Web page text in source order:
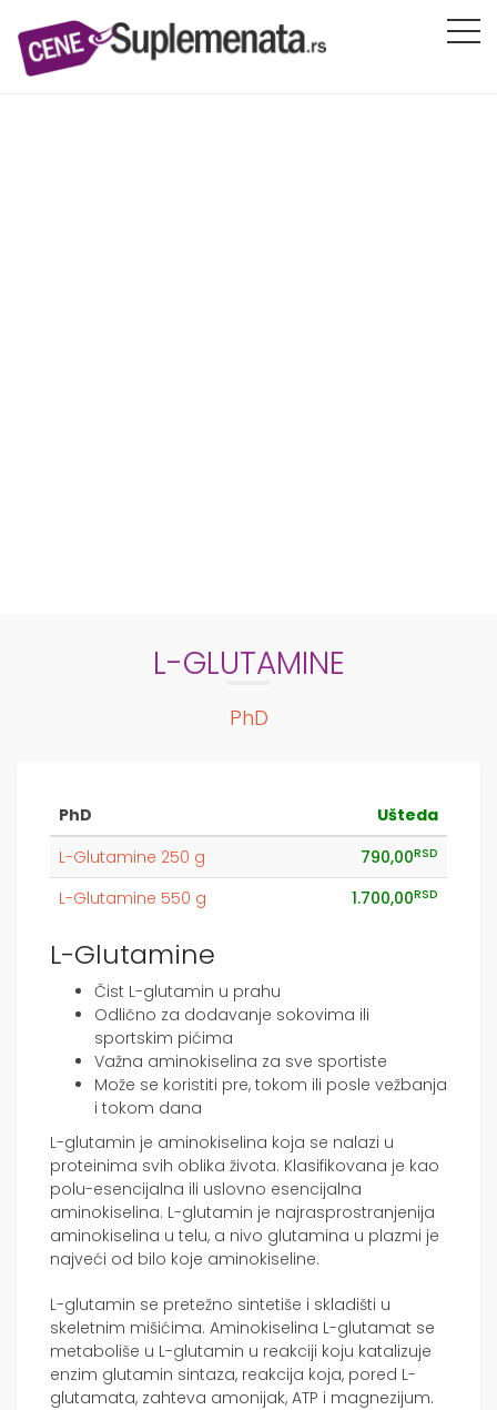
L-GLUTAMINE
PhD
PhD
Ušteda
L-Glutamine 250 g
790,00RSD
L-Glutamine 550 g 1.700,00RSD
L-Glutamine
Čist L-glutamin u prahu
Odlično za dodavanje sokovima ili
sportskim pićima
Važna aminokiselina za sve sportiste
Može se koristiti pre, tokom ili posle vežbanja
i tokom dana
L-glutamin je aminokiselina koja se nalazi u
proteinima svih oblika života. Klasifikovana je kao
polu-esencijalna ili uslovno esencijalna
aminokiselina. L-glutamin je najrasprostranjenija
aminokiselina u telu, a nivo glutamina u plazmi je
najveći od bilo koje aminokiseline.
L-glutamin se pretežno sintetiše i skladišti u
skeletnim mišićima. Aminokiselina L-glutamat se
metaboliše u L-glutamin u reakciji koju katalizuje
enzim glutamin sintaza, reakcija koja, pored L-
glutamata, zahteva amonijak, ATP i magnezijum.